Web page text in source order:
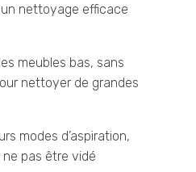
un nettoyage efficace
meubles bas, sans
nettoyer de grandes
modes d’aspiration,
pas être vidé